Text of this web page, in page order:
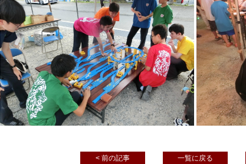
< 前の記事 一覧に戻る